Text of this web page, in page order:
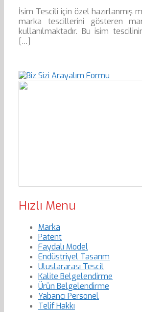
İsim Tescili için özel hazırlanmış
marka tescillerini gösteren
kullanılmaktadır. Bu isim
[…]
Hızlı Menu
Marka
Patent
Faydalı Model
Endüstriyel Tasarım
Uluslararası Tescil
Kalite Belgelendirme
Ürün Belgelendirme
Yabancı Personel
Telif Hakkı